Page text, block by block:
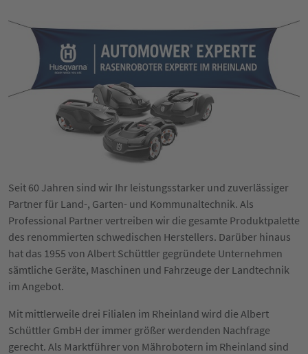
Seit 60 Jahren sind wir Ihr leistungsstarker und zuverlässiger
Partner für Land-, Garten- und Kommunaltechnik. Als
Professional Partner vertreiben wir die gesamte Produktpalette
des renommierten schwedischen Herstellers. Darüber hinaus
hat das 1955 von Albert Schüttler gegründete Unternehmen
sämtliche Geräte, Maschinen und Fahrzeuge der Landtechnik
im Angebot.
Mit mittlerweile drei Filialen im Rheinland wird die Albert
Schüttler GmbH der immer größer werdenden Nachfrage
gerecht. Als Marktführer von Mährobotern im Rheinland sind